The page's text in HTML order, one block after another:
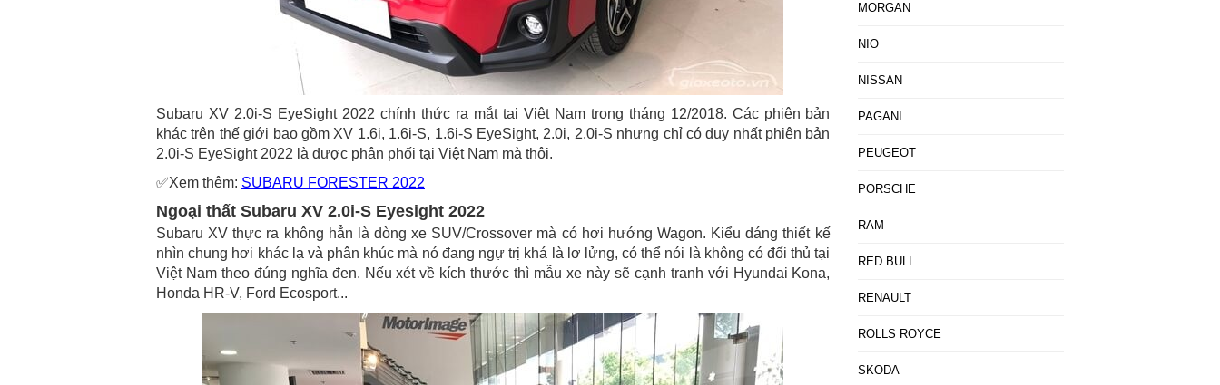
Subaru XV 2.0i-S EyeSight 2022 chính thức ra mắt tại Việt Nam trong tháng 12/2018. Các phiên bản
khác trên thế giới bao gồm XV 1.6i, 1.6i-S, 1.6i-S EyeSight, 2.0i, 2.0i-S nhưng chỉ có duy nhất phiên bản
2.0i-S EyeSight 2022 là được phân phối tại Việt Nam mà thôi.
✅Xem thêm: SUBARU FORESTER 2022
Ngoại thất Subaru XV 2.0i-S Eyesight 2022
Subaru XV thực ra không hẳn là dòng xe SUV/Crossover mà có hơi hướng Wagon. Kiểu dáng thiết kế
nhìn chung hơi khác lạ và phân khúc mà nó đang ngự trị khá là lơ lửng, có thể nói là không có đối thủ tại
Việt Nam theo đúng nghĩa đen. Nếu xét về kích thước thì mẫu xe này sẽ cạnh tranh với Hyundai Kona,
Honda HR-V, Ford Ecosport...
MORGAN
NIO
NISSAN
PAGANI
PEUGEOT
PORSCHE
RAM
RED BULL
RENAULT
ROLLS ROYCE
SKODA